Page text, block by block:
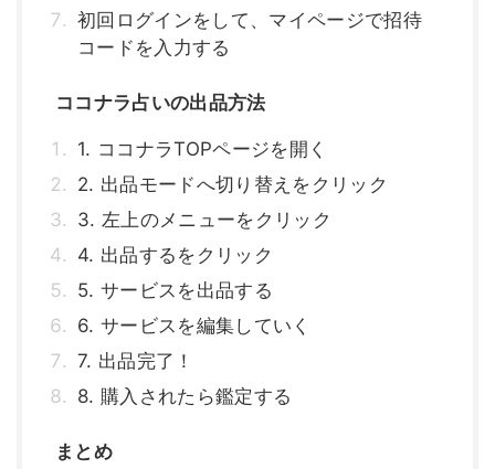
初回ログインをして、マイページで招待
コードを入力する
ココナラ占いの出品方法
1. ココナラTOPページを開く
2. 出品モードへ切り替えをクリック
3. 左上のメニューをクリック
4. 出品するをクリック
5. サービスを出品する
6. サービスを編集していく
7. 出品完了！
8. 購入されたら鑑定する
まとめ